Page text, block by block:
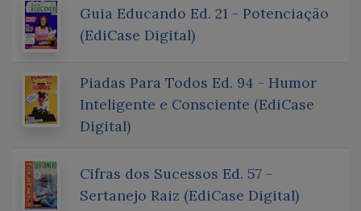
Guia Educando Ed. 21 - Potenciação
(EdiCase Digital)
Piadas Para Todos Ed. 94 - Humor
Inteligente e Consciente (EdiCase
Digital)
Cifras dos Sucessos Ed. 57 -
Sertanejo Raiz (EdiCase Digital)